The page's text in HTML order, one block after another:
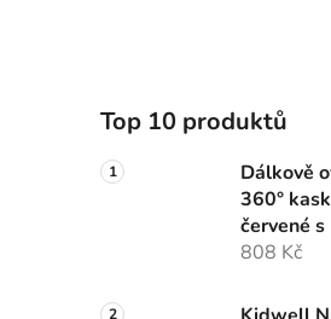
o
s
t
Top 10 produktů
Dálkově
360°
červené
808 Kč